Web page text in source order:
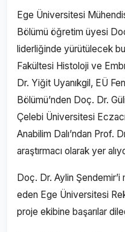
Ege Üniversitesi
Bölümü öğretim üyesi
liderliğinde yürütülecek
Fakültesi Histoloji ve
Dr. Yiğit Uyanıkgil, EÜ
Bölümü’nden Doç. Dr.
Çelebi Üniversitesi
Anabilim Dalı’ndan Prof.
araştırmacı olarak yer
Doç. Dr. Aylin Şendemir’i
eden Ege Üniversitesi
proje ekibine başarılar